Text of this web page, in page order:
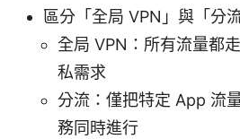
區分「全局 VPN」與「分
全局 VPN：所有流量都
私需求
分流：僅把特定 App 流
務同時進行